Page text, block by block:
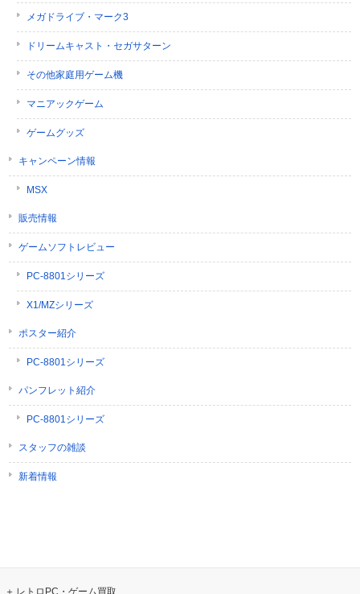
メガドライブ・マーク3
ドリームキャスト・セガサターン
その他家庭用ゲーム機
マニアックゲーム
ゲームグッズ
キャンペーン情報
MSX
販売情報
ゲームソフトレビュー
PC-8801シリーズ
X1/MZシリーズ
ポスター紹介
PC-8801シリーズ
パンフレット紹介
PC-8801シリーズ
スタッフの雑談
新着情報
レトロPC・ゲーム買取